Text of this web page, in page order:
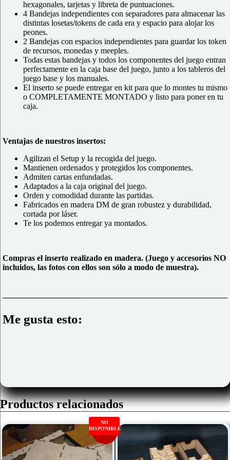
hexagonales, tarjetas y libreta de puntuaciones.
4 Bandejas independientes con separadores para almacenar las
distintas losetas/tokens de cada era y espacio para alojar los
peones.
2 Bandejas con espacios independientes para guardar los token
de recursos, monedas y meeples.
Todas estas bandejas y todos los componentes del juego entran
perfectamente en la caja base del juego, junto a los tableros del
juego base y los manuales.
El inserto se puede entregar en kit para que lo montes tu mismo
o COMPLETAMENTE MONTADO y listo para poner en tu
caja.
Ventajas de nuestros insertos:
Agilizan el Setup y la recogida del juego.
Mantienen ordenados y protegidos los componentes.
Admiten cartas enfundadas.
Adaptados a la caja original del juego.
Orden y comodidad durante las partidas.
Fabricados en madera DM de gran robustez y durabilidad,
cortada por láser.
Te los podemos entregar ya montados.
Compras el inserto realizado en madera. (Juego y accesorios NO
incluidos, las fotos con ellos son sólo a modo de muestra).
Me gusta esto:
Productos relacionados
Oferta!
NO
DISPONIBLE